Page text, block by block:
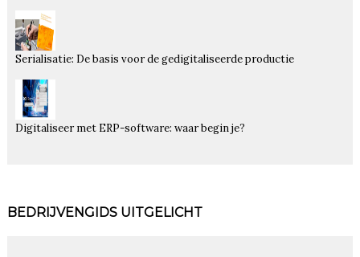
Serialisatie: De basis voor de gedigitaliseerde productie
Digitaliseer met ERP-software: waar begin je?
BEDRIJVENGIDS UITGELICHT